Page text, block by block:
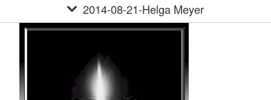
2014-08-21-Helga Meyer